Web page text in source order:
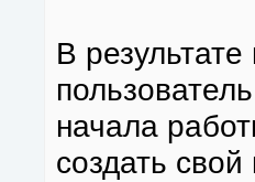
В
начала
создать